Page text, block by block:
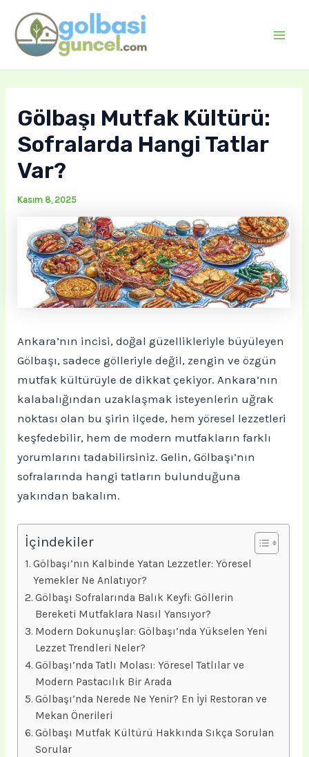
İçeriğe
atla
Gölbaşı Mutfak Kültürü:
Sofralarda Hangi Tatlar
Var?
Kasım 8, 2025
Ankara’nın incisi, doğal güzellikleriyle büyüleyen
Gölbaşı, sadece gölleriyle değil, zengin ve özgün
mutfak kültürüyle de dikkat çekiyor. Ankara’nın
kalabalığından uzaklaşmak isteyenlerin uğrak
noktası olan bu şirin ilçede, hem yöresel lezzetleri
keşfedebilir, hem de modern mutfakların farklı
yorumlarını tadabilirsiniz. Gelin, Gölbaşı’nın
sofralarında hangi tatların bulunduğuna
yakından bakalım.
İçindekiler
Gölbaşı’nın Kalbinde Yatan Lezzetler: Yöresel
Yemekler Ne Anlatıyor?
Gölbaşı Sofralarında Balık Keyfi: Göllerin
Bereketi Mutfaklara Nasıl Yansıyor?
Modern Dokunuşlar: Gölbaşı’nda Yükselen Yeni
Lezzet Trendleri Neler?
Gölbaşı’nda Tatlı Molası: Yöresel Tatlılar ve
Modern Pastacılık Bir Arada
Gölbaşı’nda Nerede Ne Yenir? En İyi Restoran ve
Mekan Önerileri
Gölbaşı Mutfak Kültürü Hakkında Sıkça Sorulan
Sorular